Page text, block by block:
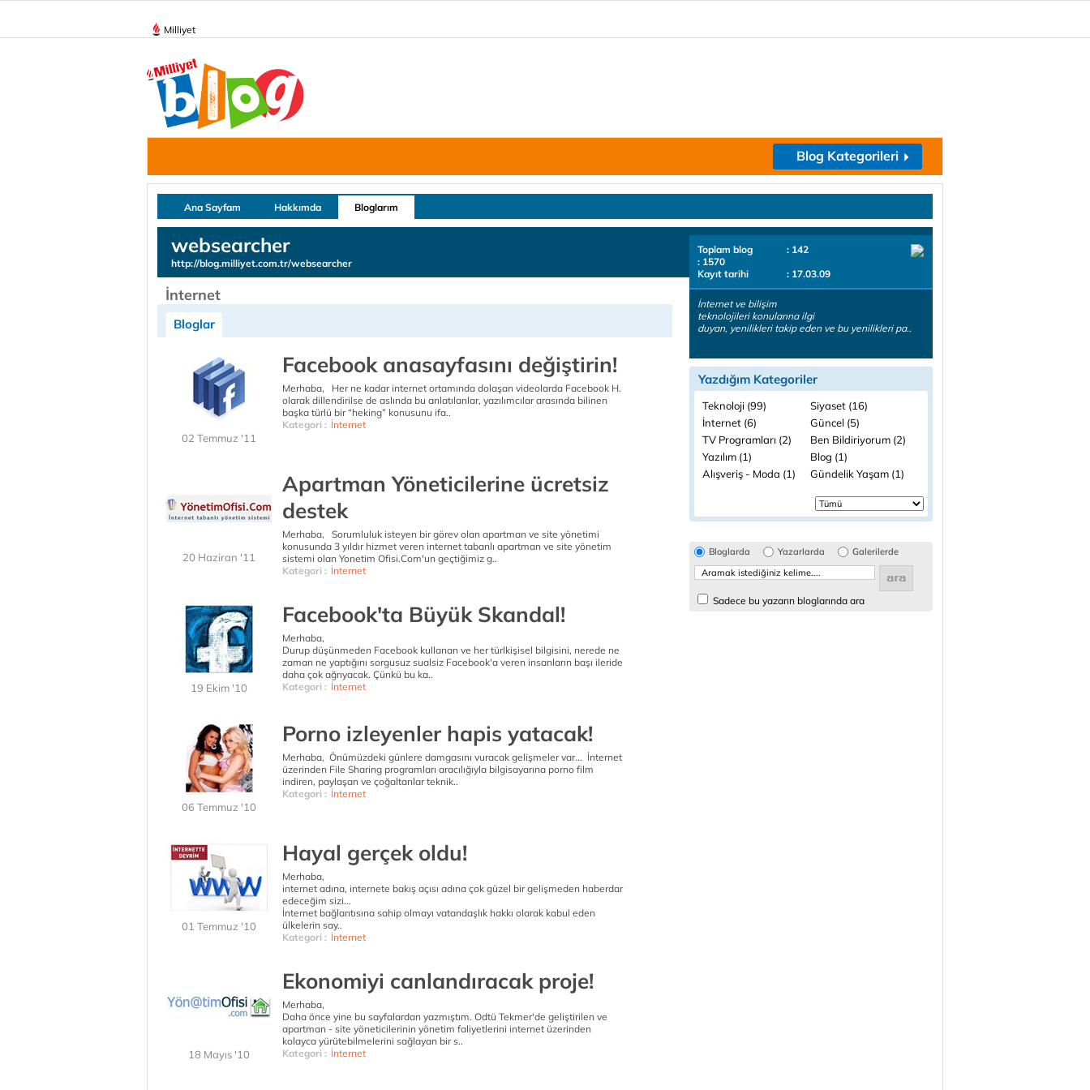
Milliyet
Blog Kategorileri
Ana Sayfam Hakkımda Bloglarım
websearcher
http://blog.milliyet.com.tr/websearcher
İnternet
Bloglar
02 Temmuz '11
Facebook anasayfasını değiştirin!
Merhaba, Her ne kadar internet ortamında dolaşan videolarda Facebook H.
olarak dillendirilse de aslında bu anlatılanlar, yazılımcılar arasında bilinen
başka türlü bir “heking” konusunu ifa..
Kategori : İnternet
20 Haziran '11
Apartman Yöneticilerine ücretsiz
destek
Merhaba, Sorumluluk isteyen bir görev olan apartman ve site yönetimi
konusunda 3 yıldır hizmet veren internet tabanlı apartman ve site yönetim
sistemi olan Yonetim Ofisi.Com'un geçtiğimiz g..
Kategori : İnternet
19 Ekim '10
Facebook'ta Büyük Skandal!
Merhaba,
Durup düşünmeden Facebook kullanan ve her türlkişisel bilgisini, nerede ne
zaman ne yaptığını sorgusuz sualsiz Facebook'a veren insanların başı ileride
daha çok ağrıyacak. Çünkü bu ka..
Kategori : İnternet
06 Temmuz '10
Porno izleyenler hapis yatacak!
Merhaba, Önümüzdeki günlere damgasını vuracak gelişmeler var... İnternet
üzerinden File Sharing programları aracılığıyla bilgisayarına porno film
indiren, paylaşan ve çoğaltanlar teknik..
Kategori : İnternet
01 Temmuz '10
Hayal gerçek oldu!
Merhaba,
internet adına, internete bakış açısı adına çok güzel bir gelişmeden haberdar
edeceğim sizi...
İnternet bağlantısına sahip olmayı vatandaşlık hakkı olarak kabul eden
ülkelerin say..
Kategori : İnternet
18 Mayıs '10
Ekonomiyi canlandıracak proje!
Merhaba,
Daha önce yine bu sayfalardan yazmıştım. Odtü Tekmer'de geliştirilen ve
apartman - site yöneticilerinin yönetim faliyetlerini internet üzerinden
kolayca yürütebilmelerini sağlayan bir s..
Kategori : İnternet
Toplam blog
: 142
: 1570
Kayıt tarihi
: 17.03.09
İnternet ve bilişim
teknolojileri konularına ilgi
duyan, yenilikleri takip eden ve bu yenilikleri pa..
Yazdığım Kategoriler
Teknoloji (99)
Siyaset (16)
İnternet (6)
Güncel (5)
TV Programları (2)
Ben Bildiriyorum (2)
Yazılım (1)
Blog (1)
Alışveriş - Moda (1)
Gündelik Yaşam (1)
Bloglarda Yazarlarda Galerilerde
Sadece bu yazarın bloglarında ara